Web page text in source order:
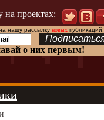
на проектах:
нашу рассылку новыхпубликаций!
о них первым!